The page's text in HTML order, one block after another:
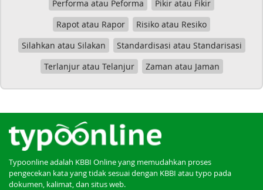
Performa atau Peforma
Pikir atau Fikir
Rapot atau Rapor
Risiko atau Resiko
Silahkan atau Silakan
Standardisasi atau Standarisasi
Terlanjur atau Telanjur
Zaman atau Jaman
Typoonline adalah KBBI Online yang memudahkan proses
pengecekan kata yang tidak sesuai dengan KBBI atau typo pada
dokumen, kalimat, dan situs web.